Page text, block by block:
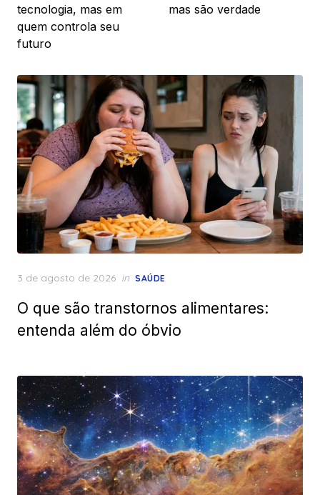
tecnologia, mas em
quem controla seu
futuro
mas são verdade
Posted
3 de agosto de 2026 in SAÚDE
O que são transtornos alimentares:
entenda além do óbvio